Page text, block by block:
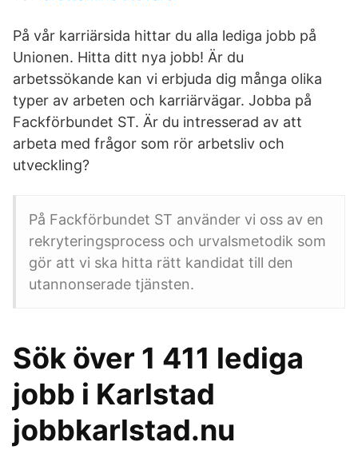
På vår karriärsida hittar du alla lediga jobb på
Unionen. Hitta ditt nya jobb! Är du
arbetssökande kan vi erbjuda dig många olika
typer av arbeten och karriärvägar. Jobba på
Fackförbundet ST. Är du intresserad av att
arbeta med frågor som rör arbetsliv och
utveckling?
På Fackförbundet ST använder vi oss av en
rekryteringsprocess och urvalsmetodik som
gör att vi ska hitta rätt kandidat till den
utannonserade tjänsten.
Sök över 1 411 lediga
jobb i Karlstad
jobbkarlstad.nu